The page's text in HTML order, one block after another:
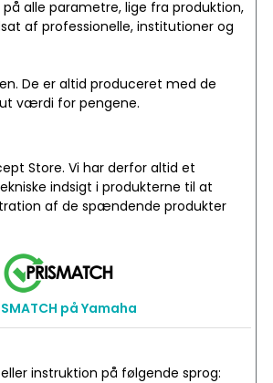
alle parametre, lige fra produktion,
af professionelle, institutioner og
De er altid produceret med de
værdi for pengene.
Store. Vi har derfor altid et
indsigt i produkterne til at
af de spændende produkter
på Yamaha
instruktion på følgende sprog: